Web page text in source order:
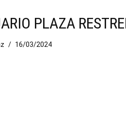
PLAZA
16/03/2024